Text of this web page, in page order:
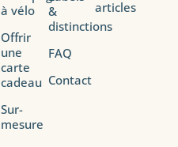
à vélo
Offrir
une
carte
cadeau
Sur-
mesure
&
distinctions
FAQ
Contact
articles